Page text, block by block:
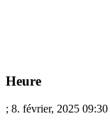
Heure
; 8. février, 2025 09:30